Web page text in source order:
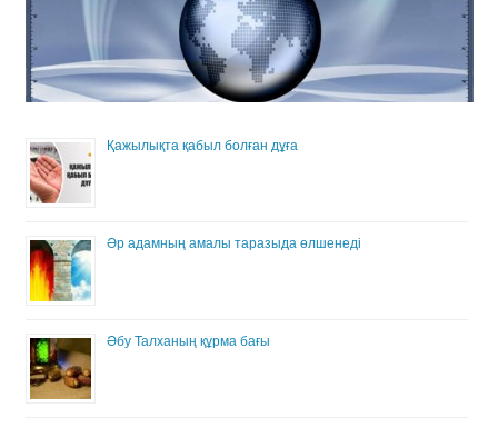
Қажылықта қабыл болған дұға
Әр адамның амалы таразыда өлшенеді
Әбу Талханың құрма бағы